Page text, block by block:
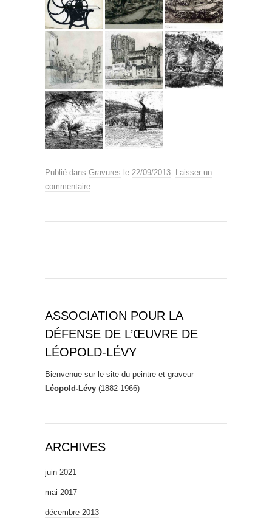
Publié dans Gravures le 22/09/2013. Laisser un
commentaire
ASSOCIATION POUR LA
DÉFENSE DE L’ŒUVRE DE
LÉOPOLD-LÉVY
Bienvenue sur le site du peintre et graveur
Léopold-Lévy (1882-1966)
ARCHIVES
juin 2021
mai 2017
décembre 2013